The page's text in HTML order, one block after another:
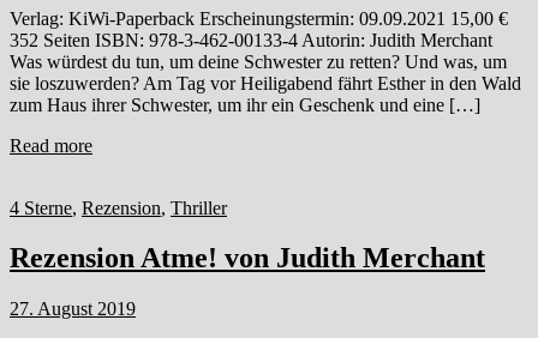
Verlag: KiWi-Paperback Erscheinungstermin: 09.09.2021 15,00 €
352 Seiten ISBN: 978-3-462-00133-4 Autorin: Judith Merchant
Was würdest du tun, um deine Schwester zu retten? Und was, um
sie loszuwerden? Am Tag vor Heiligabend fährt Esther in den Wald
zum Haus ihrer Schwester, um ihr ein Geschenk und eine […]
Read more
4 Sterne, Rezension, Thriller
Rezension Atme! von Judith Merchant
27. August 2019